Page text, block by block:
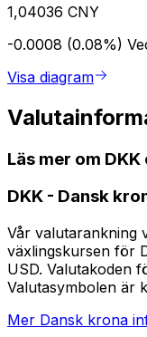
1,04036 CNY
-0.0008 (0.08%)
Visa diagram
Läs mer om DKK
DKK - Dansk
Vår valutarankning
växlingskursen för
USD. Valutakoden
Valutasymbolen är
Mer Dansk krona